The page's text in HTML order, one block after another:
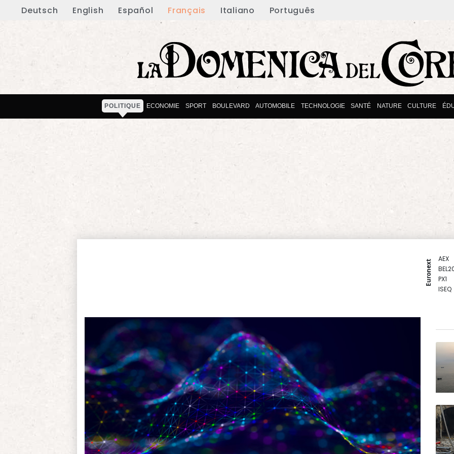
Deutsch English Español Français Italiano Português
POLITIQUE ECONOMIE SPORT BOULEVARD AUTOMOBILE TECHNOLOGIE SANTÉ NATURE CULTURE
Euronext
AEX
PX1
ISEQ